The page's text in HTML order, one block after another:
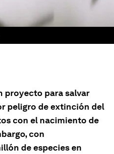
proyecto para salvar
peligro de extinción del
con el nacimiento de
con
de especies en